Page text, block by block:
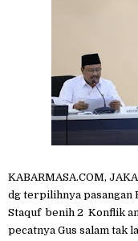
KABARMASA.COM,
dg terpilihnya pasangan
Staquf benih 2 Konflik
pecatnya Gus salam tak